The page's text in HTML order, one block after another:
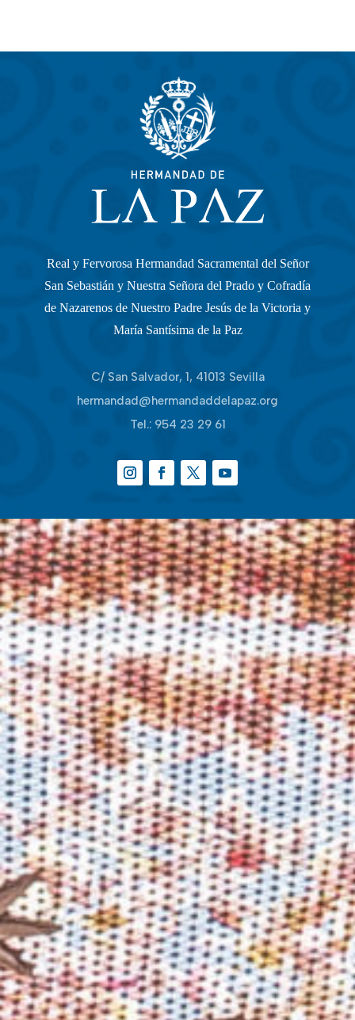
Real y Fervorosa Hermandad Sacramental del Señor
San Sebastián y Nuestra Señora del Prado y Cofradía
de Nazarenos de Nuestro Padre Jesús de la Victoria y
María Santísima de la Paz
C/ San Salvador, 1, 41013 Sevilla
hermandad@hermandaddelapaz.org
Tel.: 954 23 29 61